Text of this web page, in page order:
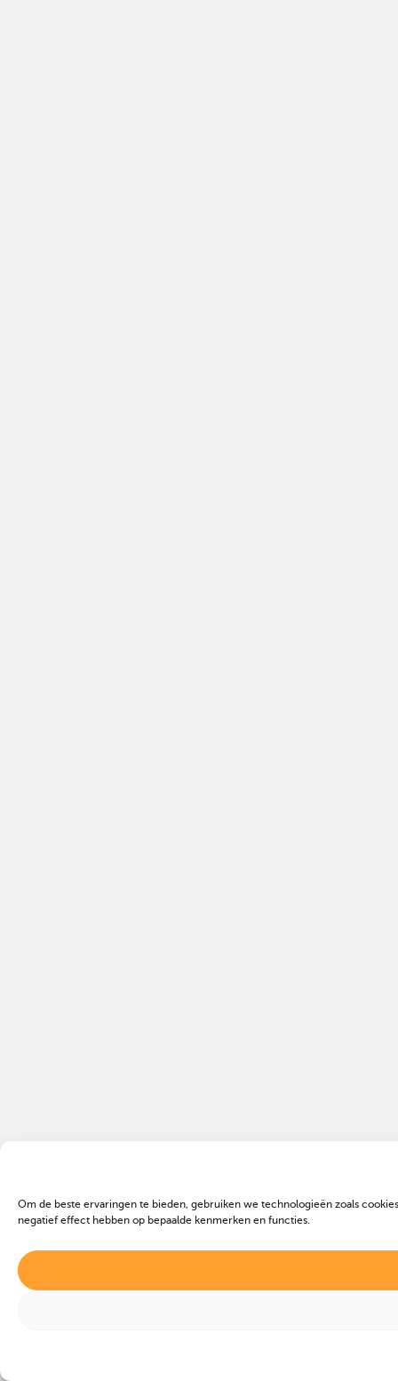
Om de beste ervaringen te bieden, gebruiken we technologieën zoals
negatief effect hebben op bepaalde kenmerken en functies.